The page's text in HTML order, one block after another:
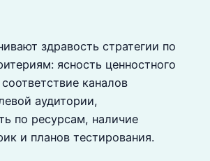
здравость стратегии по
ясность ценностного
каналов
аудитории,
по ресурсам, наличие
и планов тестирования.